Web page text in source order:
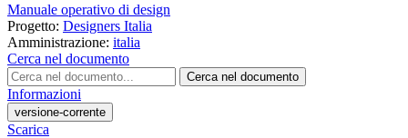
Manuale operativo di design
Progetto: Designers Italia
Amministrazione: italia
Cerca nel documento
Cerca nel documento
Informazioni
versione-corrente
Scarica